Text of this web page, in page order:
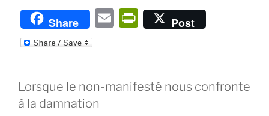
Share
E
P
ri
ie
Post
Lorsque le non-manifesté nous confronte
à la damnation